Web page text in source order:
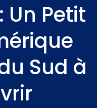
Un Petit
Sud à